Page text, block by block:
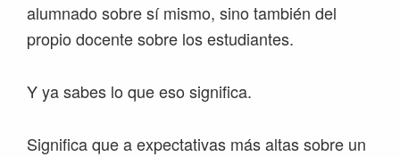
alumnado sobre sí mismo, sino también del
propio docente sobre los estudiantes.
Y ya sabes lo que eso significa.
Significa que a expectativas más altas sobre un